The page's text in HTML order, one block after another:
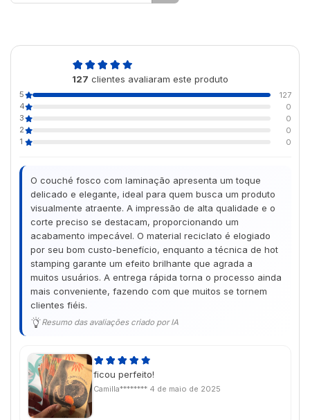
127 clientes avaliaram este produto
5
127
4
0
3
0
2
0
1
0
O couché fosco com laminação apresenta um toque
delicado e elegante, ideal para quem busca um produto
visualmente atraente. A impressão de alta qualidade e o
corte preciso se destacam, proporcionando um
acabamento impecável. O material reciclato é elogiado
por seu bom custo-benefício, enquanto a técnica de hot
stamping garante um efeito brilhante que agrada a
muitos usuários. A entrega rápida torna o processo ainda
mais conveniente, fazendo com que muitos se tornem
clientes fiéis.
Resumo das avaliações criado por IA
ficou perfeito!
Camilla******** 4 de maio de 2025